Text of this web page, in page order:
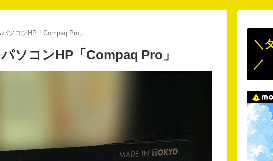
ソコンHP「Compaq Pro」
ソコンHP「Compaq Pro」
＼
／